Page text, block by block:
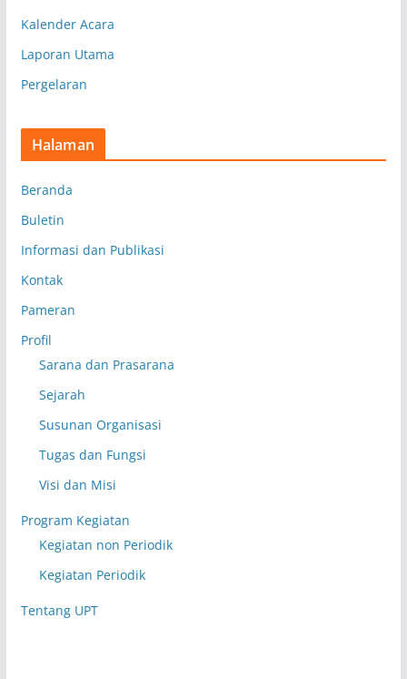
Kalender Acara
Laporan Utama
Pergelaran
Halaman
Beranda
Buletin
Informasi dan Publikasi
Kontak
Pameran
Profil
Sarana dan Prasarana
Sejarah
Susunan Organisasi
Tugas dan Fungsi
Visi dan Misi
Program Kegiatan
Kegiatan non Periodik
Kegiatan Periodik
Tentang UPT